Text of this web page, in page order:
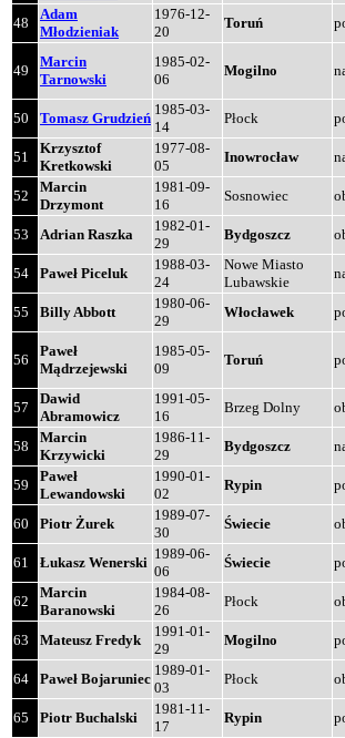
48
Adam
Młodzieniak
1976-12-
20
Toruń
49
Marcin
Tarnowski
1985-02-
06
Mogilno
50
Tomasz Grudzień
1985-03-
14
Płock
51
Krzysztof
Kretkowski
1977-08-
05
Inowrocław
52
Marcin
Drzymont
1981-09-
16
Sosnowiec
53
Adrian Raszka
1982-01-
29
Bydgoszcz
54
Paweł Piceluk
1988-03-
24
Nowe Miasto
Lubawskie
55 Billy Abbott
1980-06-
29
Włocławek
56
Paweł
Mądrzejewski
1985-05-
09
Toruń
57
Dawid
Abramowicz
1991-05-
16
Brzeg Dolny
58
Marcin
Krzywicki
1986-11-
29
Bydgoszcz
59
Paweł
Lewandowski
1990-01-
02
Rypin
60 Piotr Żurek
1989-07-
30
Świecie
61 Łukasz Wenerski
1989-06-
06
Świecie
62
Marcin
Baranowski
1984-08-
26
Płock
63 Mateusz Fredyk
1991-01-
29
Mogilno
64 Paweł Bojaruniec
1989-01-
03
Płock
65 Piotr Buchalski
1981-11-
17
Rypin